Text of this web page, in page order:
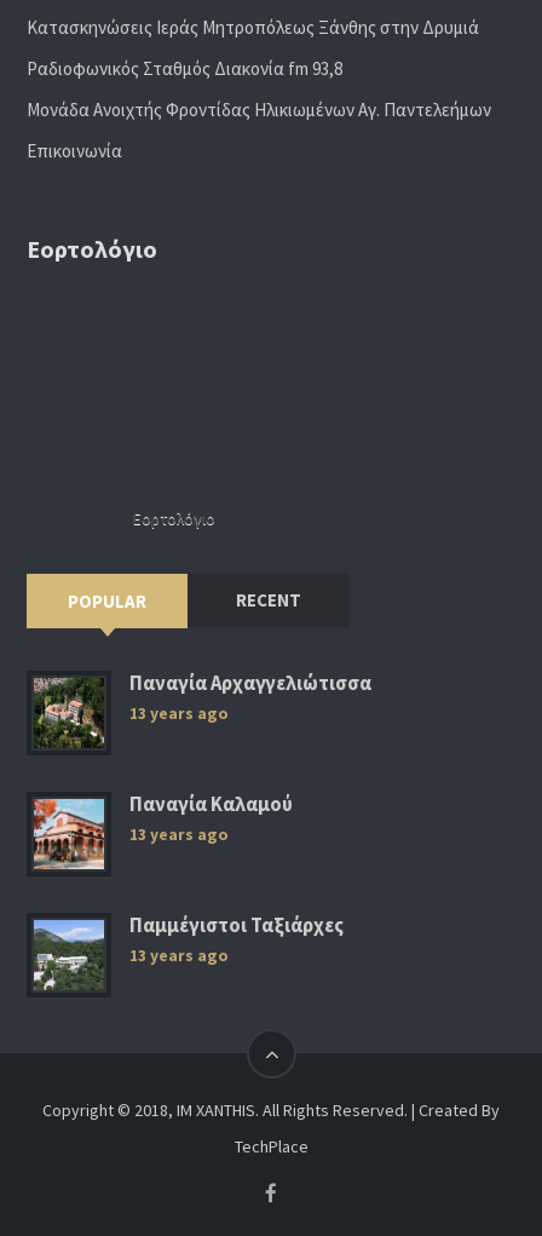
Κατασκηνώσεις Ιεράς Μητροπόλεως Ξάνθης στην Δρυμιά
Ραδιoφωνικός Σταθμός Διακονία fm 93,8
Μονάδα Ανοιχτής Φροντίδας Ηλικιωμένων Αγ. Παντελεήμων
Επικοινωνία
Εορτολόγιο
Εορτολόγιο
POPULAR RECENT
Παναγία Αρχαγγελιώτισσα
13 years ago
Παναγία Καλαμού
13 years ago
Παμμέγιστοι Ταξιάρχες
13 years ago
Copyright © 2018, IM XANTHIS. All Rights Reserved. | Created By
TechPlace